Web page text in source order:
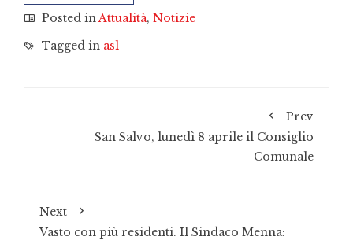
Posted inAttualità, Notizie
Tagged in asl
Prev
San Salvo, lunedì 8 aprile il Consiglio
Comunale
Next
Vasto con più residenti. Il Sindaco Menna: